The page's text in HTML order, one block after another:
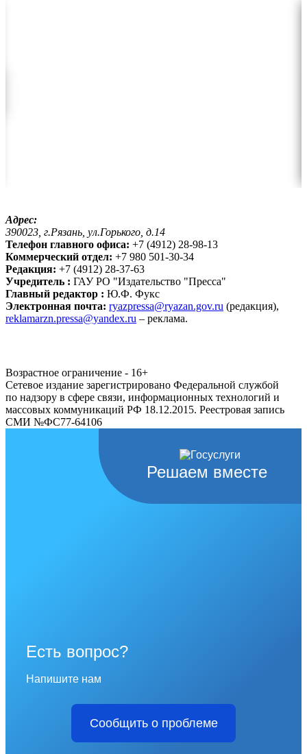
Адрес:
390023, г.Рязань, ул.Горького, д.14
Телефон главного офиса: +7 (4912) 28-98-13
Коммерческий отдел: +7 980 501-30-34
Редакция: +7 (4912) 28-37-63
Учредитель : ГАУ РО "Издательство "Пресса"
Главный редактор : Ю.Ф. Фукс
Электронная почта: ryazpressa@ryazan.gov.ru (редакция),
reklamarzn.pressa@yandex.ru – реклама.
Возрастное ограничение - 16+
Сетевое издание зарегистрировано Федеральной службой
по надзору в сфере связи, информационных технологий и
массовых коммуникаций РФ 18.12.2015. Реестровая запись
СМИ №ФС77-64106
Решаем вместе
Есть вопрос?
Напишите нам
Сообщить о проблеме